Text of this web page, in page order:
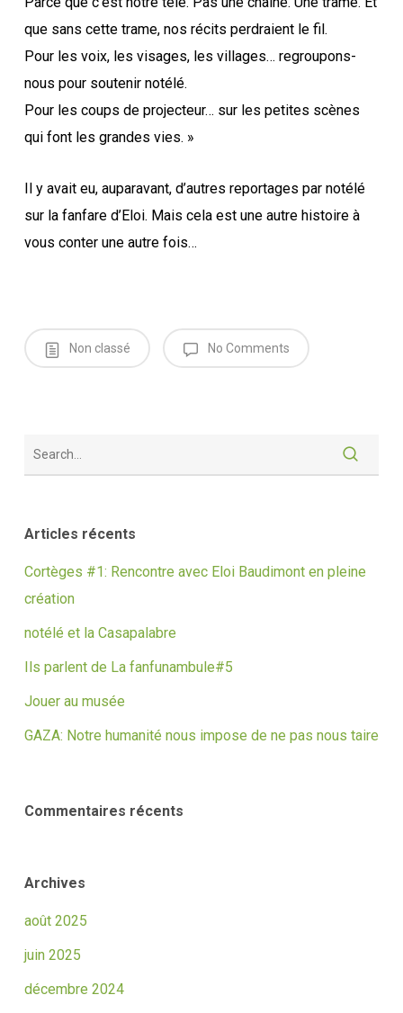
que sans cette trame, nos récits perdraient le fil.
Pour les voix, les visages, les villages… regroupons-
nous pour soutenir notélé.
Pour les coups de projecteur… sur les petites scènes
qui font les grandes vies. »
Il y avait eu, auparavant, d’autres reportages par notélé
sur la fanfare d’Eloi. Mais cela est une autre histoire à
vous conter une autre fois…
Non classé No Comments
Articles récents
Cortèges #1: Rencontre avec Eloi Baudimont en pleine
création
notélé et la Casapalabre
Ils parlent de La fanfunambule#5
Jouer au musée
GAZA: Notre humanité nous impose de ne pas nous taire
Commentaires récents
Archives
août 2025
juin 2025
décembre 2024